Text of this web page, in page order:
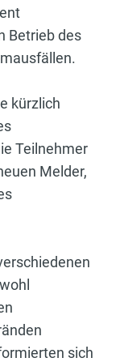
Betrieb des
kürzlich
Teilnehmer
Melder,
sich